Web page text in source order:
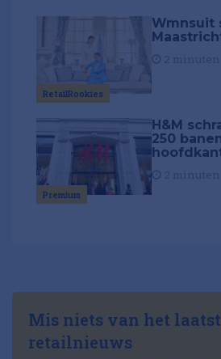
RetailRookies
Wmnsuit
Premium
H&M
250
Mis niets van het
retailnieuws